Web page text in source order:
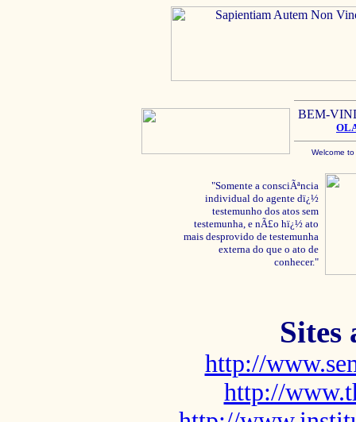
BEM-
Welcome
"Somente a consciÃªncia
individual do agente dï¿½
testemunho dos atos sem
testemunha, e nÃ£o hï¿½ ato
mais desprovido de testemunha
externa do que o ato de
conhecer."
Sites
http://
http://